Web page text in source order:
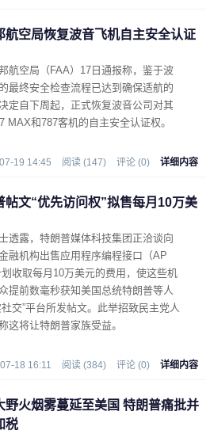
航空局恢复波音飞机自主安全认证
航空局（FAA）17日通报称，鉴于波
最终安全检查流程已达到确保适航的
定自下周起，正式恢复波音公司对其
MAX和787客机的自主安全认证权。
19 14:45 阅读 (147) 评论 (0) 详细内容
帖文“优先访问权”拟售每月10万美
透露，特朗普媒体科技集团正洽谈向
融机构出售应用程序编程接口（AP
划收取每月10万美元的费用，使这些机
提前数毫秒获知美国总统特朗普等人
社交”平台所发帖文。此举招致民主党人
这将让特朗普家族受益。
18 16:11 阅读 (384) 评论 (0) 详细内容
野火烟雾蔓延至美国 特朗普痛批并
税